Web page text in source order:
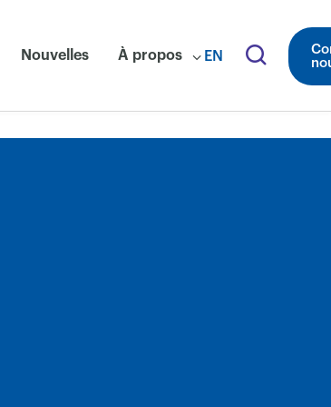
EN
Nouvelles À propos